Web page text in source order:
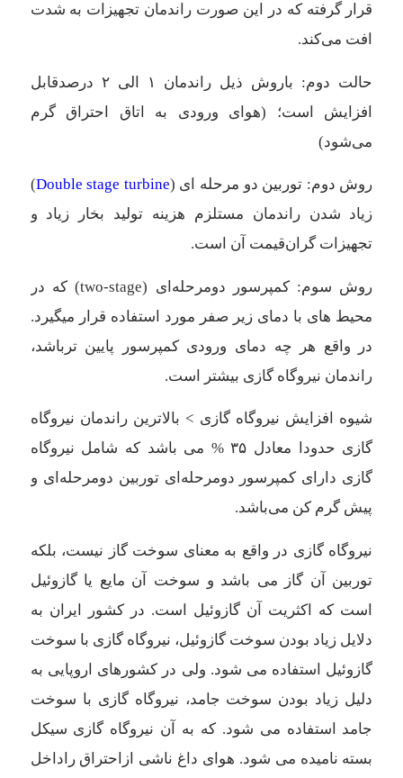
قرار گرفته که در این صورت راندمان تجهیزات به شدت
افت می‌کند.
حالت دوم: باروش ذیل راندمان ۱ الی ۲ درصدقابل
افزایش است؛ (هوای ورودی به اتاق احتراق گرم
می‌شود)
روش دوم: توربین دو مرحله ای (Double stage turbine
)
زیاد شدن راندمان مستلزم هزینه تولید بخار زیاد و
تجهیزات گران‌قیمت آن است.
روش سوم: کمپرسور دومرحله‌ای (two-stage) که در
محیط های با دمای زیر صفر مورد استفاده قرار میگیرد.
در واقع هر چه دمای ورودی کمپرسور پایین ترباشد،
راندمان نیروگاه گازی بیشتر است.
شیوه افزایش نیروگاه گازی > بالاترین راندمان نیروگاه
گازی حدودا معادل ۳۵ % می باشد که شامل نیروگاه
گازی دارای کمپرسور دومرحله‌ای توربین دومرحله‌ای و
پیش گرم کن می‌باشد.
نیروگاه گازی در واقع به معنای سوخت گاز نیست، بلکه
توربین آن گاز می باشد و سوخت آن مایع یا گازوئیل
است که اکثریت آن گازوئیل است. در کشور ایران به
دلایل زیاد بودن سوخت گازوئیل، نیروگاه گازی با سوخت
گازوئیل استفاده می شود. ولی در کشورهای اروپایی به
دلیل زیاد بودن سوخت جامد، نیروگاه گازی با سوخت
جامد استفاده می شود. که به آن نیروگاه گازی سیکل
بسته نامیده می شود. هوای داغ ناشی ازاحتراق راداخل